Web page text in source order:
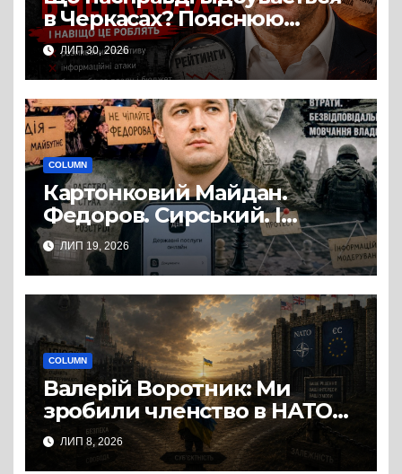
в Черкасах? Пояснюю
простими словами
ЛИП 30, 2026
COLUMN
Картонковий Майдан.
Федоров. Сирський. І
початок нової політичної
гри?
ЛИП 19, 2026
COLUMN
Валерій Воротник: Ми
зробили членство в НАТО
та ЄС метою, а не
інструментом
ЛИП 8, 2026